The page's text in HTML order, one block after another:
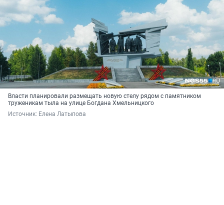
Власти планировали размещать новую стелу рядом с памятником
труженикам тыла на улице Богдана Хмельницкого
Источник: Елена Латыпова